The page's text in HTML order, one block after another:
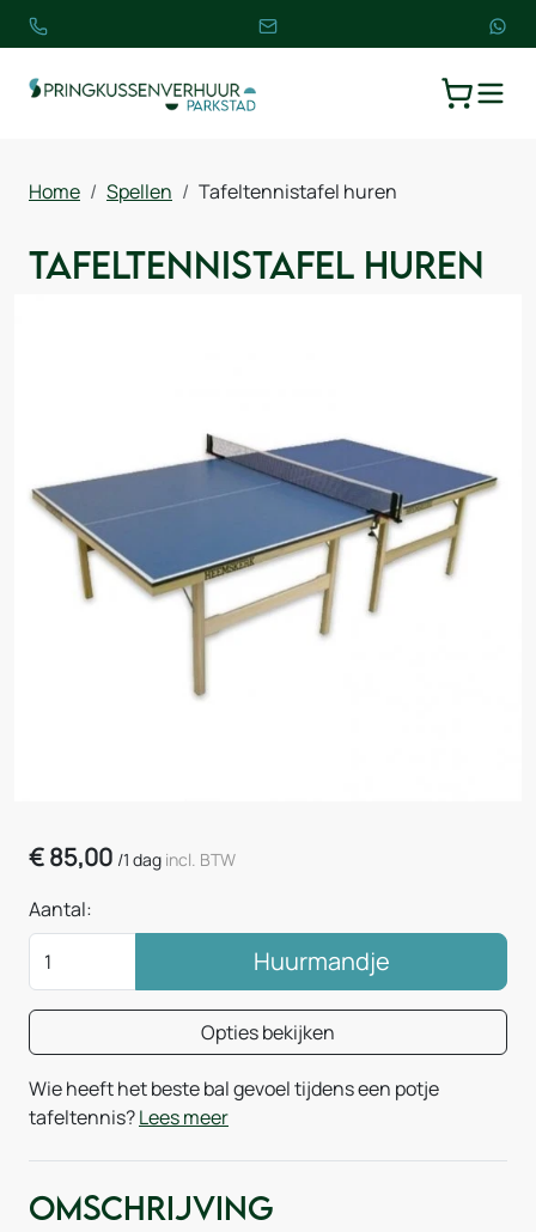
Home Spellen Tafeltennistafel huren
Tafeltennistafel huren
€85,00 /1 dag incl. BTW
Aantal:
Huurmandje
Opties bekijken
Wie heeft het beste bal gevoel tijdens een potje
tafeltennis?Lees meer
Omschrijving